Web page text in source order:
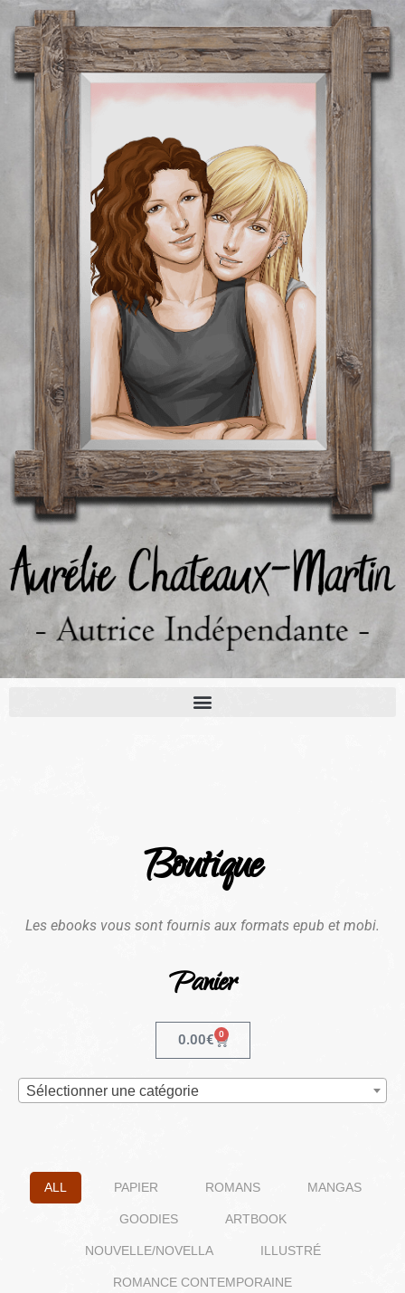
Boutique
Les ebooks vous sont fournis aux formats epub et mobi.
Panier
0.00€ 0
Sélectionner une catégorie
ALL PAPIER ROMANS MANGAS
GOODIES ARTBOOK
NOUVELLE/NOVELLA ILLUSTRÉ
ROMANCE CONTEMPORAINE